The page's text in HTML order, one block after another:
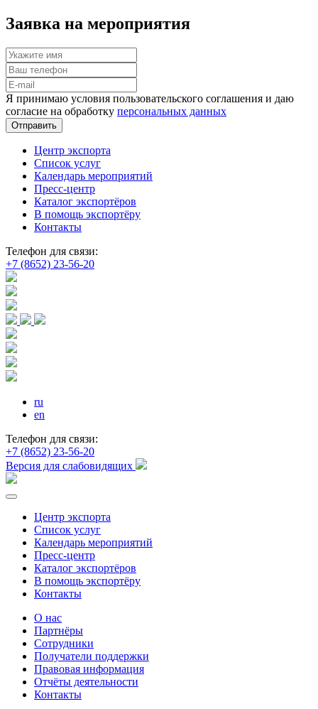
Заявка на мероприятия
Я принимаю условия пользовательского соглашения и даю
согласие на обработку персональных данных
Отправить
Центр экспорта
Список услуг
Календарь мероприятий
Пресс-центр
Каталог экспортёров
В помощь экспортёру
Контакты
Телефон для связи:
+7 (8652) 23-56-20
ru
en
Телефон для связи:
+7 (8652) 23-56-20
Версия для слабовидящих
Центр экспорта
Список услуг
Календарь мероприятий
Пресс-центр
Каталог экспортёров
В помощь экспортёру
Контакты
О нас
Партнёры
Сотрудники
Получатели поддержки
Правовая информация
Отчёты деятельности
Контакты